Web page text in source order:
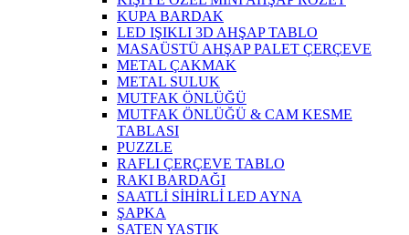
KUPA BARDAK
LED IŞIKLI 3D AHŞAP TABLO
MASAÜSTÜ AHŞAP PALET ÇERÇEVE
METAL ÇAKMAK
METAL SULUK
MUTFAK ÖNLÜĞÜ
MUTFAK ÖNLÜĞÜ & CAM KESME
TABLASI
PUZZLE
RAFLI ÇERÇEVE TABLO
RAKI BARDAĞI
SAATLİ SİHİRLİ LED AYNA
ŞAPKA
SATEN YASTIK